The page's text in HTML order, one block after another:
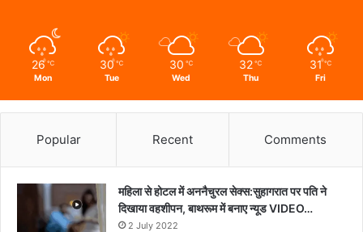
26 ℃
Mon
30 ℃
Tue
30 ℃
Wed
32 ℃
Thu
31 ℃
Fri
Popular Recent Comments
महिला से होटल में अननैचुरल सेक्स:सुहागरात पर पति ने
दिखाया वहशीपन, बाथरूम में बनाए न्यूड VIDEO…
2 July 2022